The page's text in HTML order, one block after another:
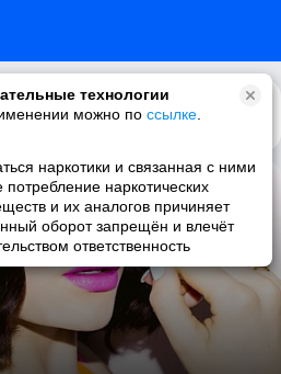
технологии
можно по ссылке
наркотики и связанная с ними
наркотических
и их аналогов причиняет
оборот запрещён и влечёт
ответственность